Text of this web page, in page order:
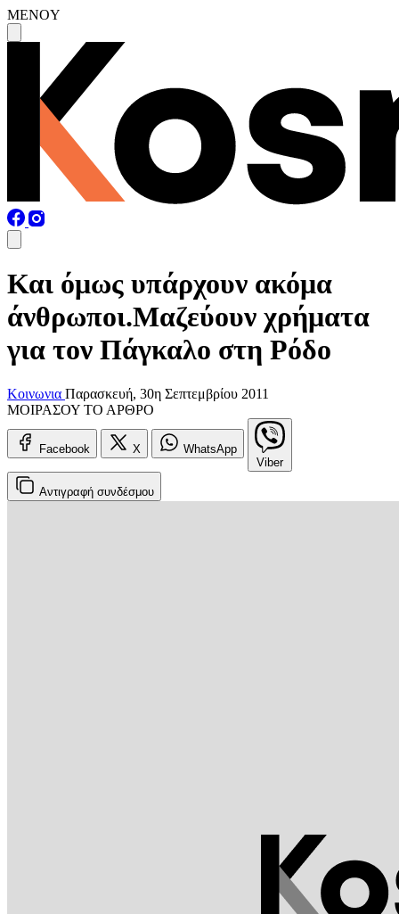
MENOY
Και όμως υπάρχουν ακόμα
άνθρωποι.Μαζεύουν χρήματα
για τον Πάγκαλο στη Ρόδο
Κοινωνια Παρασκευή, 30η Σεπτεμβρίου 2011
ΜΟΙΡΑΣΟΥ ΤΟ ΑΡΘΡΟ
Facebook X
WhatsApp
Viber
Αντιγραφή συνδέσμου